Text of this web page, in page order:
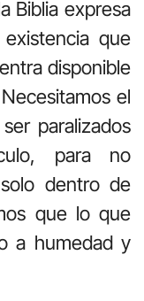
Biblia expresa
que
disponible
el
paralizados
para no
dentro de
que lo que
a humedad y